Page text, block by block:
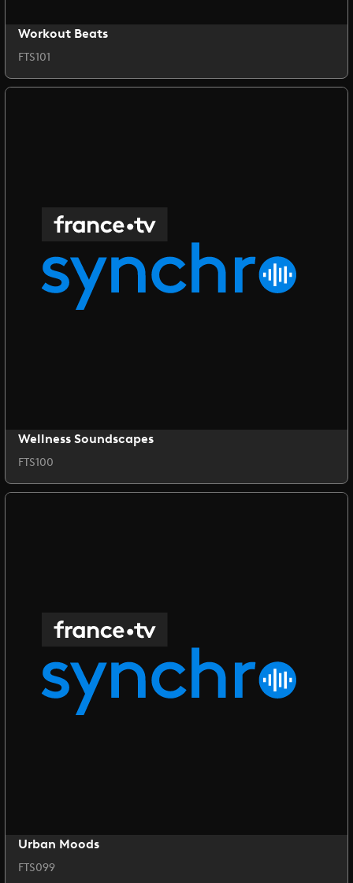
Workout Beats
FTS101
Wellness Soundscapes
FTS100
Urban Moods
FTS099